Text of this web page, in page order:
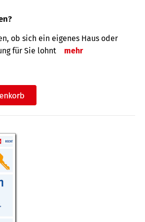
ob sich ein eigenes Haus oder
für Sie lohnt
mehr